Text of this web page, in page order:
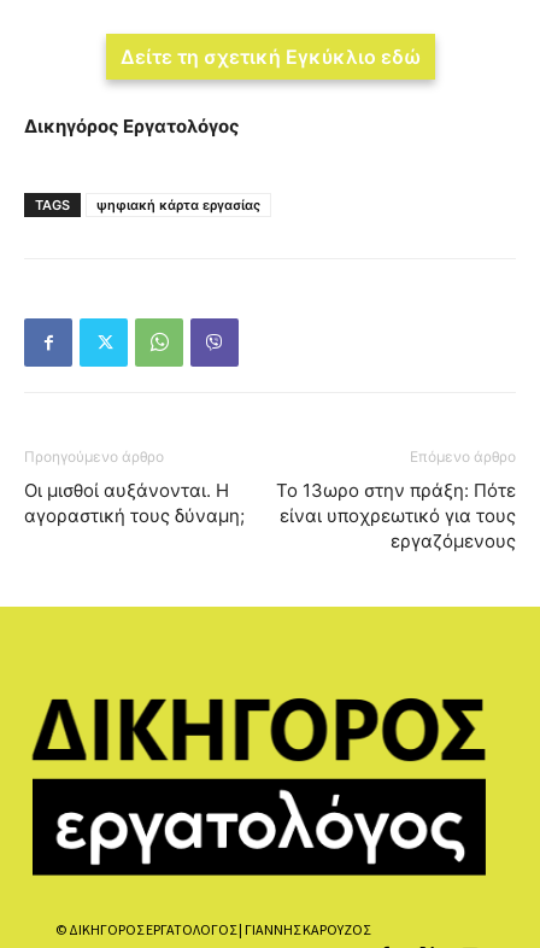
Δείτε τη σχετική Εγκύκλιο εδώ
Δικηγόρος Εργατολόγος
TAGS ψηφιακή κάρτα εργασίας
Προηγούμενο άρθρο
Οι μισθοί αυξάνονται. Η
αγοραστική τους δύναμη;
Επόμενο άρθρο
Το 13ωρο στην πράξη: Πότε
είναι υποχρεωτικό για τους
εργαζόμενους
© ΔΙΚΗΓΟΡΟΣ ΕΡΓΑΤΟΛΟΓΟΣ | ΓΙΑΝΝΗΣ ΚΑΡΟΥΖΟΣ